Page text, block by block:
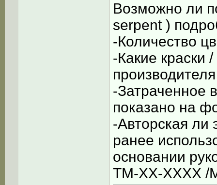
Возможно ли
serpent )
-Количество
-Какие краски
-Затраченное
показано на
-Авторская ли
ранее
основании
TM-XX-XXXX /